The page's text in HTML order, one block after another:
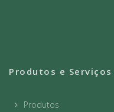
Produtos e Serviços
Produtos